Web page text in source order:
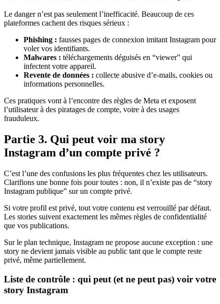
Le danger n’est pas seulement l’inefficacité. Beaucoup de ces
plateformes cachent des risques sérieux :
Phishing : fausses pages de connexion imitant Instagram pour
voler vos identifiants.
Malwares : téléchargements déguisés en “viewer” qui
infectent votre appareil.
Revente de données : collecte abusive d’e-mails, cookies ou
informations personnelles.
Ces pratiques vont à l’encontre des règles de Meta et exposent
l’utilisateur à des piratages de compte, voire à des usages
frauduleux.
Partie 3. Qui peut voir ma story
Instagram d’un compte privé ?
C’est l’une des confusions les plus fréquentes chez les utilisateurs.
Clarifions une bonne fois pour toutes : non, il n’existe pas de “story
Instagram publique” sur un compte privé.
Si votre profil est privé, tout votre contenu est verrouillé par défaut.
Les stories suivent exactement les mêmes règles de confidentialité
que vos publications.
Sur le plan technique, Instagram ne propose aucune exception : une
story ne devient jamais visible au public tant que le compte reste
privé, même partiellement.
Liste de contrôle : qui peut (et ne peut pas) voir votre
story Instagram